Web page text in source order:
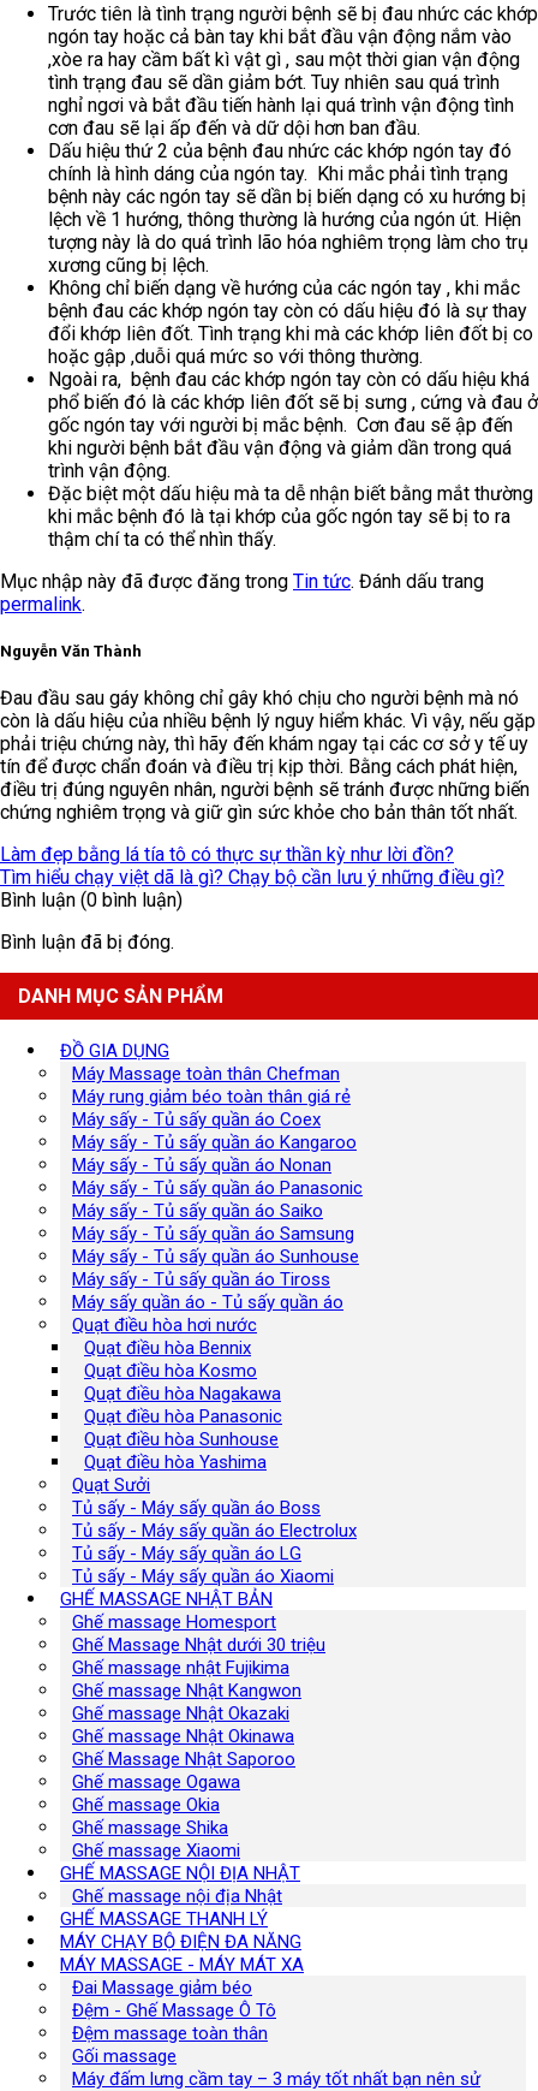
Trước tiên là tình trạng người bệnh sẽ bị đau nhức các khớp
ngón tay hoặc cả bàn tay khi bắt đầu vận động nắm vào
,xòe ra hay cầm bất kì vật gì , sau một thời gian vận động
tình trạng đau sẽ dần giảm bớt. Tuy nhiên sau quá trình
nghỉ ngơi và bắt đầu tiến hành lại quá trình vận động tình
cơn đau sẽ lại ấp đến và dữ dội hơn ban đầu.
Dấu hiệu thứ 2 của bệnh đau nhức các khớp ngón tay đó
chính là hình dáng của ngón tay. Khi mắc phải tình trạng
bệnh này các ngón tay sẽ dần bị biến dạng có xu hướng bị
lệch về 1 hướng, thông thường là hướng của ngón út. Hiện
tượng này là do quá trình lão hóa nghiêm trọng làm cho trụ
xương cũng bị lệch.
Không chỉ biến dạng về hướng của các ngón tay , khi mắc
bệnh đau các khớp ngón tay còn có dấu hiệu đó là sự thay
đổi khớp liên đốt. Tình trạng khi mà các khớp liên đốt bị co
hoặc gập ,duỗi quá mức so với thông thường.
Ngoài ra, bệnh đau các khớp ngón tay còn có dấu hiệu khá
phổ biến đó là các khớp liên đốt sẽ bị sưng , cứng và đau ở
gốc ngón tay với người bị mắc bệnh. Cơn đau sẽ ập đến
khi người bệnh bắt đầu vận động và giảm dần trong quá
trình vận động.
Đặc biệt một dấu hiệu mà ta dễ nhận biết bằng mắt thường
khi mắc bệnh đó là tại khớp của gốc ngón tay sẽ bị to ra
thậm chí ta có thể nhìn thấy.
Mục nhập này đã được đăng trong Tin tức. Đánh dấu trang
permalink.
Nguyễn Văn Thành
Đau đầu sau gáy không chỉ gây khó chịu cho người bệnh mà nó
còn là dấu hiệu của nhiều bệnh lý nguy hiểm khác. Vì vậy, nếu gặp
phải triệu chứng này, thì hãy đến khám ngay tại các cơ sở y tế uy
tín để được chẩn đoán và điều trị kịp thời. Bằng cách phát hiện,
điều trị đúng nguyên nhân, người bệnh sẽ tránh được những biến
chứng nghiêm trọng và giữ gìn sức khỏe cho bản thân tốt nhất.
Làm đẹp bằng lá tía tô có thực sự thần kỳ như lời đồn?
Tìm hiểu chạy việt dã là gì? Chạy bộ cần lưu ý những điều gì?
Bình luận (0 bình luận)
Bình luận đã bị đóng.
DANH MỤC SẢN PHẨM
ĐỒ GIA DỤNG
Máy Massage toàn thân Chefman
Máy rung giảm béo toàn thân giá rẻ
Máy sấy - Tủ sấy quần áo Coex
Máy sấy - Tủ sấy quần áo Kangaroo
Máy sấy - Tủ sấy quần áo Nonan
Máy sấy - Tủ sấy quần áo Panasonic
Máy sấy - Tủ sấy quần áo Saiko
Máy sấy - Tủ sấy quần áo Samsung
Máy sấy - Tủ sấy quần áo Sunhouse
Máy sấy - Tủ sấy quần áo Tiross
Máy sấy quần áo - Tủ sấy quần áo
Quạt điều hòa hơi nước
Quạt điều hòa Bennix
Quạt điều hòa Kosmo
Quạt điều hòa Nagakawa
Quạt điều hòa Panasonic
Quạt điều hòa Sunhouse
Quạt điều hòa Yashima
Quạt Sưởi
Tủ sấy - Máy sấy quần áo Boss
Tủ sấy - Máy sấy quần áo Electrolux
Tủ sấy - Máy sấy quần áo LG
Tủ sấy - Máy sấy quần áo Xiaomi
GHẾ MASSAGE NHẬT BẢN
Ghế massage Homesport
Ghế Massage Nhật dưới 30 triệu
Ghế massage nhật Fujikima
Ghế massage Nhật Kangwon
Ghế massage Nhật Okazaki
Ghế massage Nhật Okinawa
Ghế Massage Nhật Saporoo
Ghế massage Ogawa
Ghế massage Okia
Ghế massage Shika
Ghế massage Xiaomi
GHẾ MASSAGE NỘI ĐỊA NHẬT
Ghế massage nội địa Nhật
GHẾ MASSAGE THANH LÝ
MÁY CHẠY BỘ ĐIỆN ĐA NĂNG
MÁY MASSAGE - MÁY MÁT XA
Đai Massage giảm béo
Đệm - Ghế Massage Ô Tô
Đệm massage toàn thân
Gối massage
Máy đấm lưng cầm tay – 3 máy tốt nhất bạn nên sử